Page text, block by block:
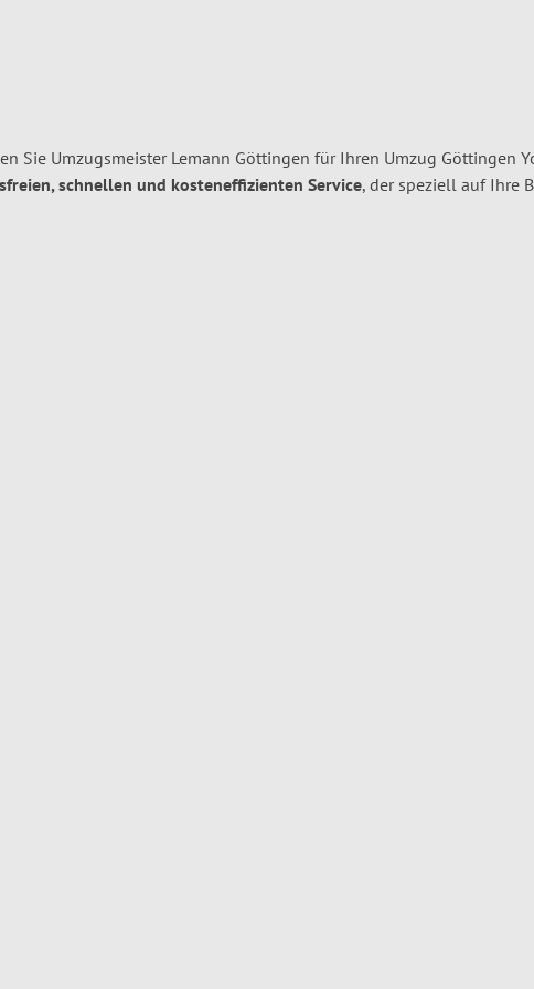
Sie Umzugsmeister Lemann Göttingen für Ihren Umzug Göttingen
schnellen und kosteneffizienten Service, der speziell auf Ihre